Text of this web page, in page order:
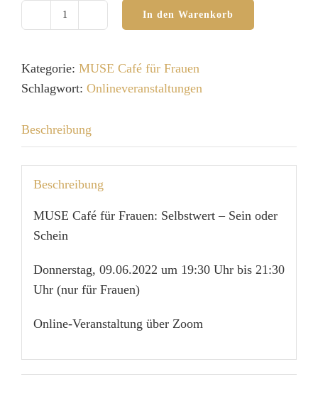
Sein
oder
Menge
In den Warenkorb
Kategorie: MUSE Café für Frauen
Schlagwort: Onlineveranstaltungen
Beschreibung
Beschreibung
MUSE Café für Frauen: Selbstwert – Sein oder
Schein
Donnerstag, 09.06.2022 um 19:30 Uhr bis 21:30
Uhr (nur für Frauen)
Online-Veranstaltung über Zoom